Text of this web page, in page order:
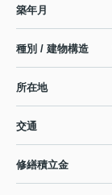
築年月
種別 / 建物構造
所在地
交通
修繕積立金